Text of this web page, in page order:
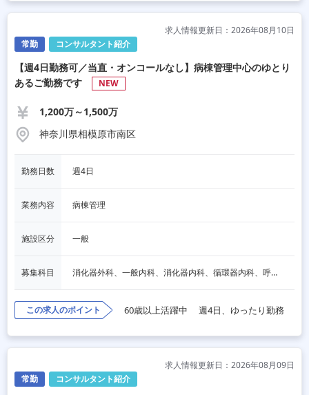
常勤 コンサルタント紹介
求人情報更新日：2026年08月10日
【週4日勤務可／当直・オンコールなし】病棟管理中心のゆとり
あるご勤務です
NEW
1,200万～1,500万
神奈川県相模原市南区
勤務日数 週4日
業務内容 病棟管理
施設区分 一般
募集科目 消化器外科、一般内科、消化器内科、循環器内科、呼吸器内科、血液内科、心療内科、脳神経内科、内分泌内科、老人内科、一般外科、脳神経外科、整形外科
この求人のポイント 60歳以上活躍中 週4日、ゆったり勤務
常勤 コンサルタント紹介
求人情報更新日：2026年08月09日